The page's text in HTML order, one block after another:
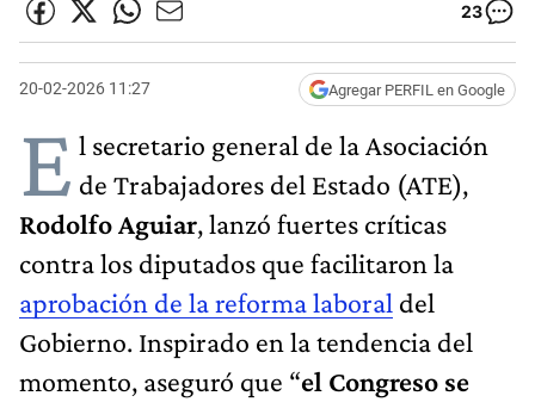
23
20-02-2026 11:27 Agregar PERFIL en Google
E l secretario general de la Asociación
de Trabajadores del Estado (ATE),
Rodolfo Aguiar, lanzó fuertes críticas
contra los diputados que facilitaron la
aprobación de la reforma laboral del
Gobierno. Inspirado en la tendencia del
momento, aseguró que “el Congreso se